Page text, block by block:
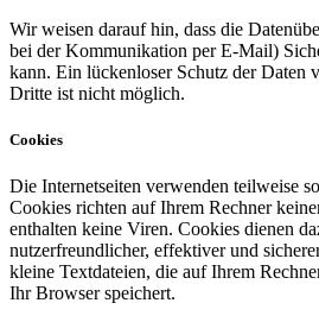
Wir weisen darauf hin, dass die
bei der Kommunikation per E-Mail)
kann. Ein lückenloser Schutz der Daten
Dritte ist nicht möglich.
Cookies
Die Internetseiten verwenden teilweise
Cookies richten auf Ihrem Rechner
enthalten keine Viren. Cookies dienen
nutzerfreundlicher, effektiver und
kleine Textdateien, die auf Ihrem
Ihr Browser speichert.